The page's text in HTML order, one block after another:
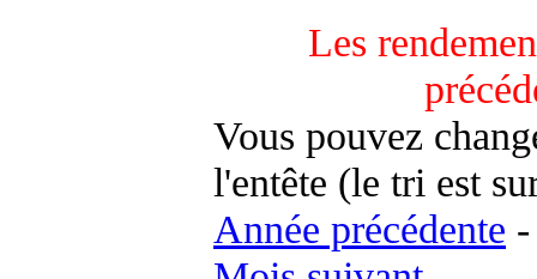
Les
Vous pouvez
l'entête (le tri est
Année précédente -